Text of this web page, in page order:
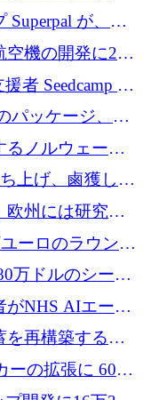
上のテクノロジ
が、
カー プラット
を調達
機の開発に250
者 Seedcamp が
に投資
パッケージ、5
成長基金EDM
フォトニクス
るノルウェーの
上げ、鹵獲した
ラットフォー
欧州には研究を
フラが不足し
ーロのラウンド
万ドルのシード
トフォームを
がNHS AIエージ
ンドを調達
を再構築するた
ーの拡張に 600